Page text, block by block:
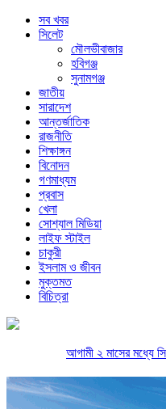
সব খবর
সিলেট
মৌলভীবাজার
হবিগঞ্জ
সুনামগঞ্জ
জাতীয়
সারাদেশ
আন্তর্জাতিক
রাজনীতি
শিক্ষাঙ্গন
বিনোদন
গণমাধ্যম
প্রবাস
খেলা
সোশ্যাল মিডিয়া
লাইফ স্টাইল
চাকুরী
ইসলাম ও জীবন
মুক্তমত
বিচিত্রা
আগামী ২ মাসের মধ্যে